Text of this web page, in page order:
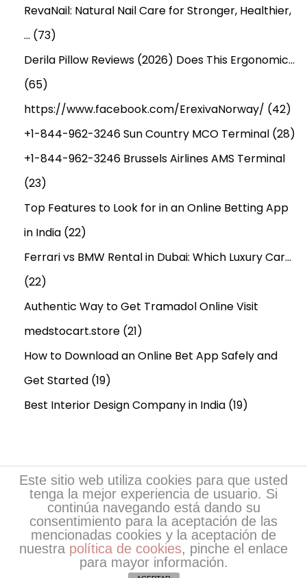
RevaNail: Natural Nail Care for Stronger, Healthier,
… (73)
Derila Pillow Reviews (2026) Does This Ergonomic…
(65)
https://www.facebook.com/ErexivaNorway/ (42)
+1-844-962-3246 Sun Country MCO Terminal (28)
+1-844-962-3246 Brussels Airlines AMS Terminal
(23)
Top Features to Look for in an Online Betting App
in India (22)
Ferrari vs BMW Rental in Dubai: Which Luxury Car…
(22)
Authentic Way to Get Tramadol Online Visit
medstocart.store (21)
How to Download an Online Bet App Safely and
Get Started (19)
Best Interior Design Company in India (19)
Copyright © 2026Escritores de EsPoesía | Desarrollo
de EsPoesia.com
Este sitio web utiliza cookies para que usted
tenga la mejor experiencia de usuario. Si
continúa navegando está dando su
consentimiento para la aceptación de las
mencionadas cookies y la aceptación de
nuestra política de cookies, pinche el enlace
para mayor información.